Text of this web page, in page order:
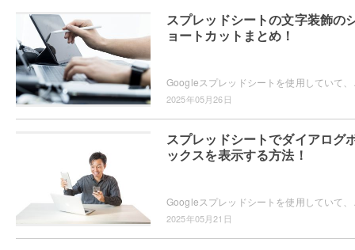
スプレッドシートの文字装飾の
ョートカットまとめ！
2025年05月26日
スプレッドシートでダイアログ
ックスを表示する方法！
2025年05月21日